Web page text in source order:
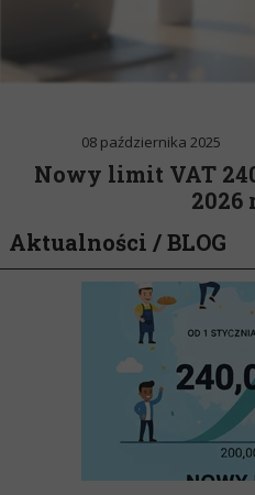
08 października 2025
Nowy limit VAT
2026
Aktualności / BLOG